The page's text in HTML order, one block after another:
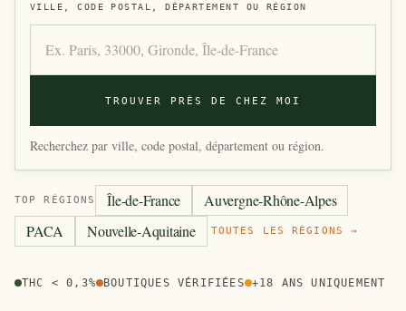
VILLE, CODE POSTAL, DÉPARTEMENT OU RÉGION
TROUVER PRÈS DE CHEZ MOI
Recherchez par ville, code postal, département ou région.
TOP RÉGIONS Île-de-France
Auvergne-Rhône-Alpes
PACA
Nouvelle-Aquitaine TOUTES LES RÉGIONS →
THC < 0,3% BOUTIQUES VÉRIFIÉES +18 ANS UNIQUEMENT